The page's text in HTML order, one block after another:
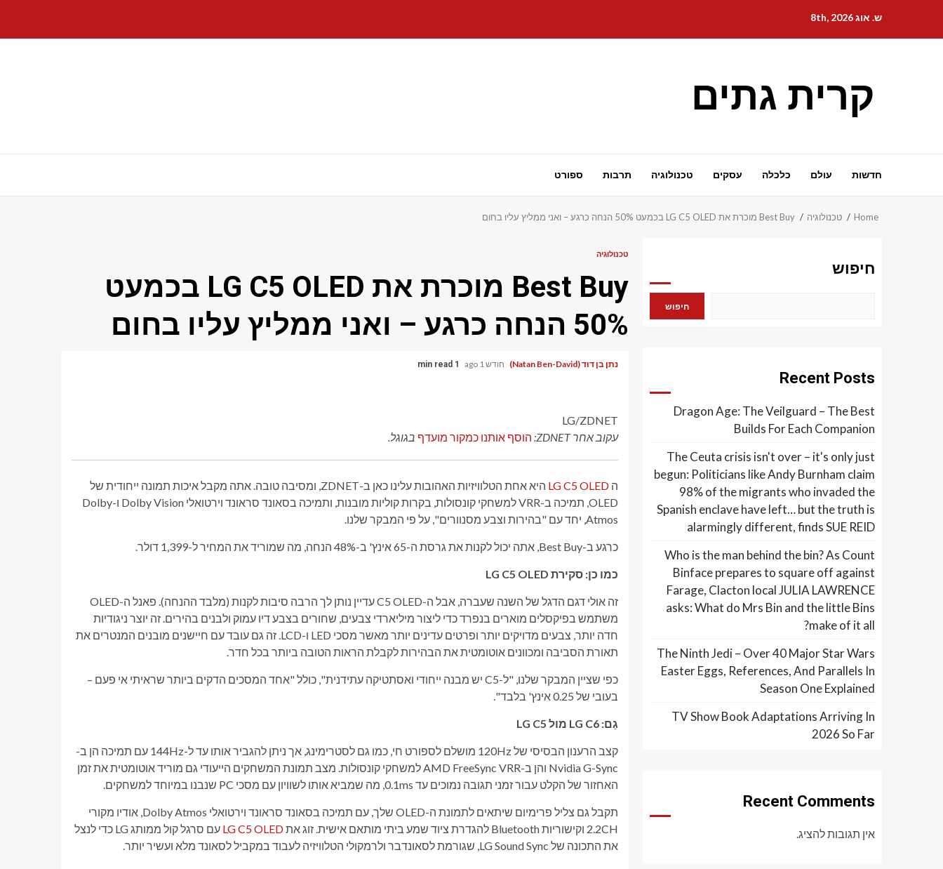
content
ש. אוג 8th, 2026
קרית גתים
חדשות עולם כלכלה עסקים טכנולוגיה תרבות ספורט
Home טכנולוגיה Best Buy מוכרת את LG C5 OLED בכמעט 50% הנחה כרגע – ואני ממליץ עליו בחום
טכנולוגיה
Best Buy מוכרת את LG C5 OLED בכמעט
50% הנחה כרגע – ואני ממליץ עליו בחום
נתן בן דוד (Natan Ben-David) חודש 1 ago 1 min read
LG/ZDNET
עקוב אחר ZDNET:
הוסף אותנו כמקור מועדף בגוגל.
ה LG C5 OLED
היא אחת הטלוויזיות האהובות עלינו כאן ב-ZDNET, ומסיבה טובה. אתה מקבל איכות תמונה ייחודית של
OLED, תמיכה ב-VRR למשחקי קונסולות, בקרות קוליות מובנות, ותמיכה בסאונד סראונד וירטואלי Dolby Vision ו-Dolby
Atmos, יחד עם "בהירות וצבע מסנוורים", על פי המבקר שלנו.
כרגע ב-Best Buy, אתה יכול לקנות את גרסת ה-65 אינץ' ב-48% הנחה, מה שמוריד את המחיר ל-1,399 דולר.
כמו כן: סקירת LG C5 OLED
זה אולי דגם הדגל של השנה שעברה, אבל ה-C5 OLED עדיין נותן לך הרבה סיבות לקנות (מלבד ההנחה). פאנל ה-OLED
משתמש בפיקסלים מוארים בנפרד כדי ליצור מיליארדי צבעים, שחורים בצבע דיו עמוק ולבנים בהירים. זה יוצר ניגודיות
חדה יותר, צבעים מדויקים יותר ופרטים עדינים יותר מאשר מסכי LED ו-LCD. זה גם עובד עם חיישנים מובנים המנטרים את
תאורת הסביבה ומכוונים אוטומטית את הבהירות לקבלת הראות הטובה ביותר בכל חדר.
כפי שציין המבקר שלנו, "ל-C5 יש מבנה ייחודי ואסתטיקה עתידנית", כולל "אחד המסכים הדקים ביותר שראיתי אי פעם –
בעובי של 0.25 אינץ' בלבד".
גַם: LG C6 מול LG C5
קצב הרענון הבסיסי של 120Hz מושלם לספורט חי, כמו גם לסטרימינג, אך ניתן להגביר אותו עד ל-144Hz עם תמיכה הן ב-
Nvidia G-Sync והן ב-AMD FreeSync VRR למשחקי קונסולות. מצב תמונת המשחקים הייעודי גם מוריד אוטומטית את זמן
האחזור של הקלט עבור זמני תגובה נמוכים עד 0.1ms, מה שמביא אותו לשוויון עם מסכי PC שנבנו במיוחד למשחקים.
תקבל גם צליל פרימיום שיתאים לתמונת ה-OLED שלך, עם תמיכה בסאונד סראונד וירטואלי Dolby Atmos, אודיו מקורי
2.2CH וקישוריות Bluetooth להגדרת ציוד שמע ביתי מותאם אישית. זוג את
LG C5 OLED
עם סרגל קול ממותג LG כדי לנצל
את התכונה של LG Sound Sync, שגורמת לסאונדבר ולרמקולי הטלוויזיה לעבוד במקביל לסאונד מלא ועשיר יותר.
חיפוש
חיפוש
Recent Posts
Dragon Age: The Veilguard – The Best
Builds For Each Companion
The Ceuta crisis isn't over – it's only just
begun: Politicians like Andy Burnham claim
98% of the migrants who invaded the
Spanish enclave have left… but the truth is
alarmingly different, finds SUE REID
Who is the man behind the bin? As Count
Binface prepares to square off against
Farage, Clacton local JULIA LAWRENCE
asks: What do Mrs Bin and the little Bins
make of it all?
The Ninth Jedi – Over 40 Major Star Wars
Easter Eggs, References, And Parallels In
Season One Explained
TV Show Book Adaptations Arriving In
2026 So Far
Recent Comments
אין תגובות להציג.